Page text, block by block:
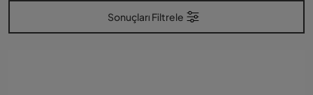
Sonuçları Filtrele